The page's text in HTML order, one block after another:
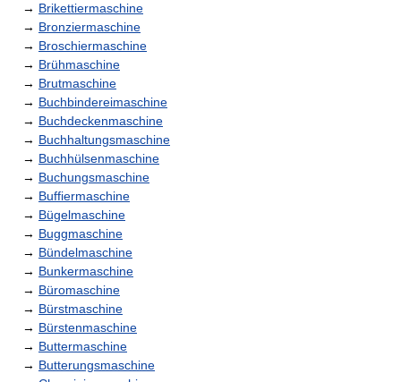
→ Brikettiermaschine
→ Bronziermaschine
→ Broschiermaschine
→ Brühmaschine
→ Brutmaschine
→ Buchbindereimaschine
→ Buchdeckenmaschine
→ Buchhaltungsmaschine
→ Buchhülsenmaschine
→ Buchungsmaschine
→ Buffiermaschine
→ Bügelmaschine
→ Buggmaschine
→ Bündelmaschine
→ Bunkermaschine
→ Büromaschine
→ Bürstmaschine
→ Bürstenmaschine
→ Buttermaschine
→ Butterungsmaschine